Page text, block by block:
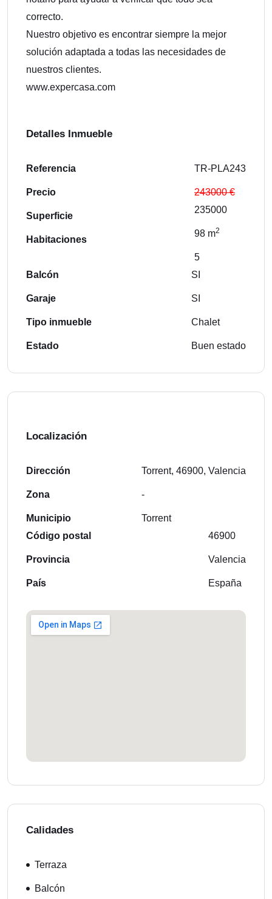
correcto.
Nuestro objetivo es encontrar siempre la mejor
solución adaptada a todas las necesidades de
nuestros clientes.
www.expercasa.com
Detalles Inmueble
Referencia
Precio
Superficie
Habitaciones
TR-PLA243
243000 €
235000
98 m2
5
Balcón
Garaje
Tipo inmueble
Estado
SI
SI
Chalet
Buen estado
Localización
Dirección
Zona
Municipio
Torrent, 46900, Valencia
-
Torrent
Código postal
Provincia
País
46900
Valencia
España
Calidades
Terraza
Balcón